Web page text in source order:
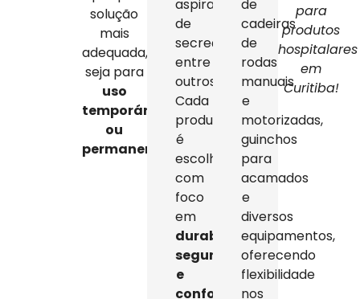
solução
mais
adequada,
seja para
uso
temporário
ou
permanente
aspiradores
de
secreção,
entre
outros.
Cada
produto
é
escolhido
com
foco
em
durabilidade,
segurança
e
conforto
de
cadeiras
de
rodas
manuais
e
motorizadas,
guinchos
para
acamados
e
diversos
equipamentos,
oferecendo
flexibilidade
nos
para
produtos
hospitalares
em
Curitiba!